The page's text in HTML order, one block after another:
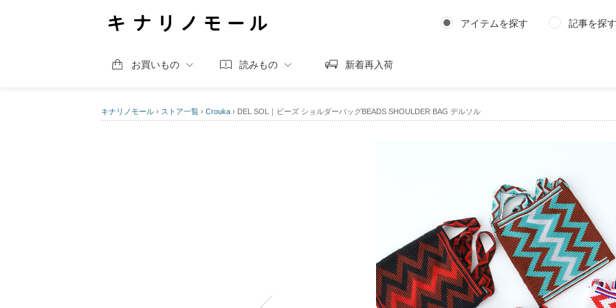
アイテムを探す 記事を探す
お買いもの 読みもの 新着再入荷
キナリノモール › ストア一覧 › Crouka › DEL SOL｜ビーズ ショルダーバッグBEADS SHOULDER BAG デルソル